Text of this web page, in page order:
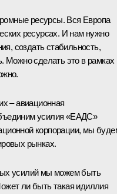
ресурсы. Вся Европа
ресурсах. И нам нужно
создать стабильность,
Можно сделать это в рамках
– авиационная
усилия «ЕАДС»
корпорации, мы
рынках.
усилий мы можем быть
ли быть такая идиллия